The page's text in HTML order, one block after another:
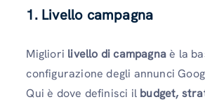
1. Livello campagna
Migliori livello di campagnaè la
configurazione degli annunci
Qui è dove definisci il budget,